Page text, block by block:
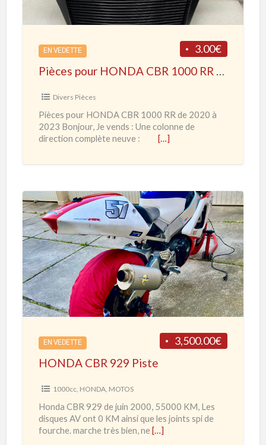
p
C
R
1
0
0
0
R
R
d
EN VEDETTE 3.00€
Pièces pour HONDA CBR 1000 RR de 2020 à 2023
Divers Pièces
Pièces pour HONDA CBR 1000 RR de 2020 à
2023 Bonjour, Je vends : Une colonne de
direction complète neuve : […]
H
O
N
D
A
C
B
EN VEDETTE 3,500.00€
HONDA CBR 929 Piste
1000cc, HONDA, MOTOS
Honda CBR 929 de juin 2000, 55000 KM, Les
disques AV ont 0 KM ainsi que les joints spi de
fourche. marche très bien, ne […]